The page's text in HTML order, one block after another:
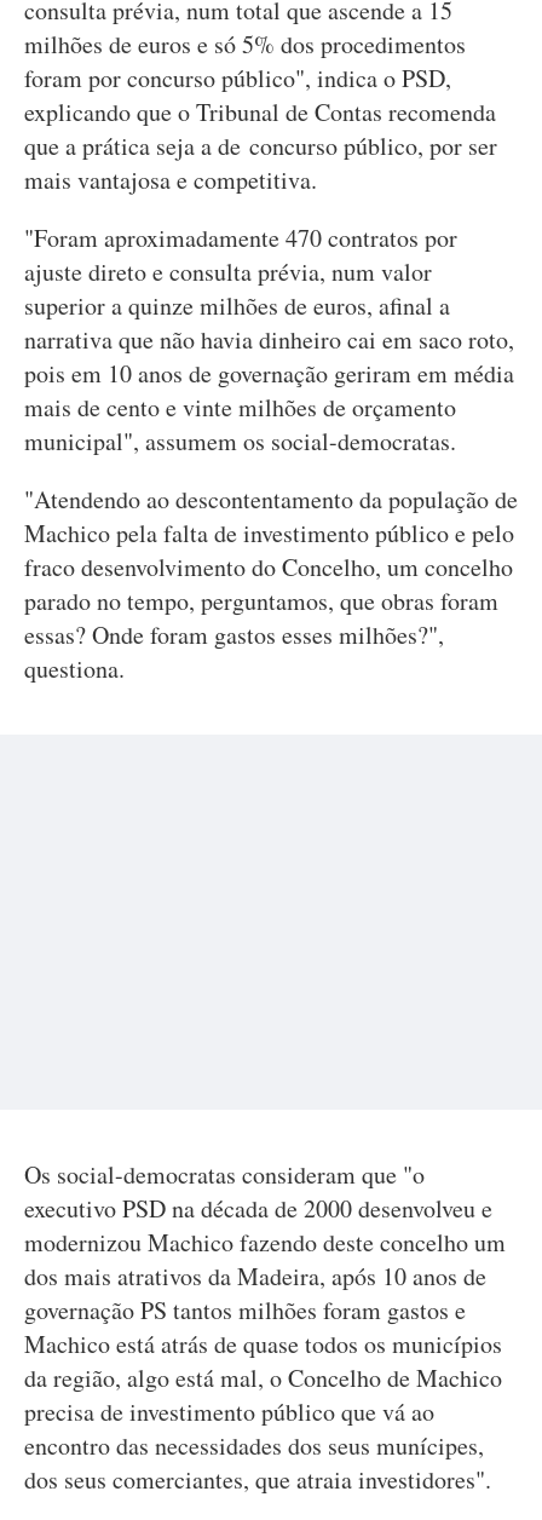
consulta prévia, num total que ascende a 15
milhões de euros e só 5% dos procedimentos
foram por concurso público", indica o PSD,
explicando que o Tribunal de Contas recomenda
que a prática seja a de concurso público, por ser
mais vantajosa e competitiva.
"Foram aproximadamente 470 contratos por
ajuste direto e consulta prévia, num valor
superior a quinze milhões de euros, afinal a
narrativa que não havia dinheiro cai em saco roto,
pois em 10 anos de governação geriram em média
mais de cento e vinte milhões de orçamento
municipal", assumem os social-democratas.
"Atendendo ao descontentamento da população de
Machico pela falta de investimento público e pelo
fraco desenvolvimento do Concelho, um concelho
parado no tempo, perguntamos, que obras foram
essas? Onde foram gastos esses milhões?",
questiona.
Os social-democratas consideram que "o
executivo PSD na década de 2000 desenvolveu e
modernizou Machico fazendo deste concelho um
dos mais atrativos da Madeira, após 10 anos de
governação PS tantos milhões foram gastos e
Machico está atrás de quase todos os municípios
da região, algo está mal, o Concelho de Machico
precisa de investimento público que vá ao
encontro das necessidades dos seus munícipes,
dos seus comerciantes, que atraia investidores".